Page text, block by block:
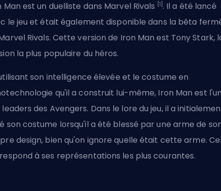
Man est un duelliste dans Marvel Rivals [1] . Il a été lancé
le jeu et était également disponible dans la bêta
Rivals. Cette version de Iron Man est Tony Stark,
la plus populaire du héros.
son intelligence élevée et le costume en
qu'il a construit lui-même, Iron Man est l'un
leaders des Avengers. Dans le lore du jeu, il a
son costume lorsqu'il a été blessé par une arme de
design, bien qu'on ignore quelle était cette arme.
à ses représentations les plus courantes.